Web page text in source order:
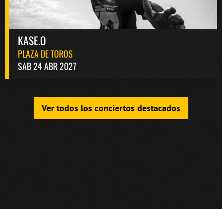
KASE.O
PLAZA DE TOROS
SAB 24 ABR 2027
Ver todos los conciertos destacados